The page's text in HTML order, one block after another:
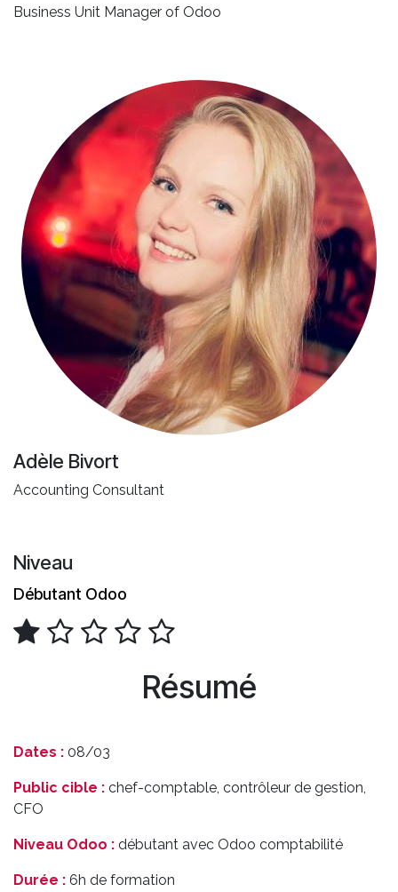
Business Unit Manager of Odoo
Adèle Bivort
Accounting Consultant
Niveau
Débutant Odoo
Résumé
Dates : 08/03
Public cible : chef-comptable, contrôleur de gestion,
CFO
Niveau Odoo : débutant avec Odoo comptabilité
Durée : 6h de formation